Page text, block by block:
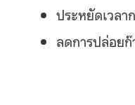
ประหยัดเวลา
ลดการปล่อย